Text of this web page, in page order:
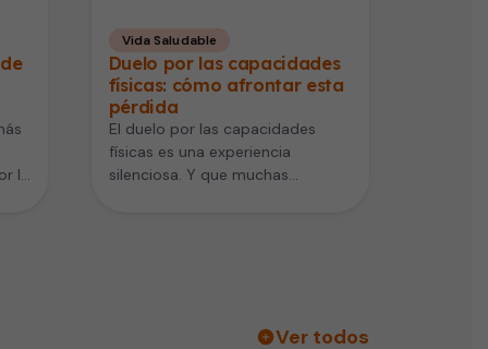
la
Vida Saludable
Duelo por las capacidades
físicas: cómo afrontar esta
pérdida
El duelo por las capacidades
físicas es una experiencia
silenciosa. Y que muchas
Ver todos